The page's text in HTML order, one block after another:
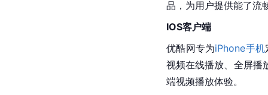
品，为用户提供能了流
IOS客户端
优酷网专为iPhone手机
视频在线播放、全屏播
端视频播放体验。